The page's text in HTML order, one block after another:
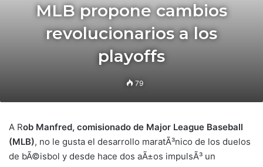
MLB propone cambios
revolucionarios a los
playoffs
79
A Rob Manfred, comisionado de Major League Baseball
(MLB), no le gusta el desarrollo maratÃ³nico de los duelos
de bÃ©isbol y desde hace dos aÃ±os impulsÃ³ un